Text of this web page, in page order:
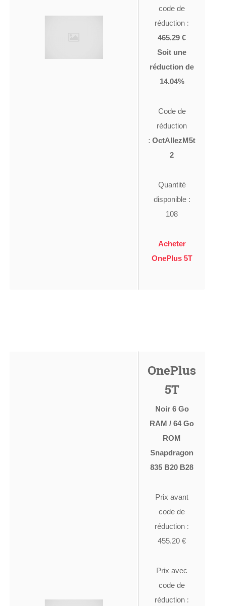
code de
réduction :
465.29 €
Soit une
réduction de
14.04%
Code de
réduction
: OctAllezM5t
2
Quantité
disponible :
108
Acheter
OnePlus 5T
OnePlus
5T
Noir 6 Go
RAM / 64 Go
ROM
Snapdragon
835 B20 B28
Prix avant
code de
réduction :
455.20 €
Prix avec
code de
réduction :